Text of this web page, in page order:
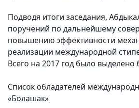
Подводя итоги заседания,
поручений по дальнейшему
повышению эффективности
реализации международной
Всего на 2017 год было выделено
Список обладателей
«Болашак»